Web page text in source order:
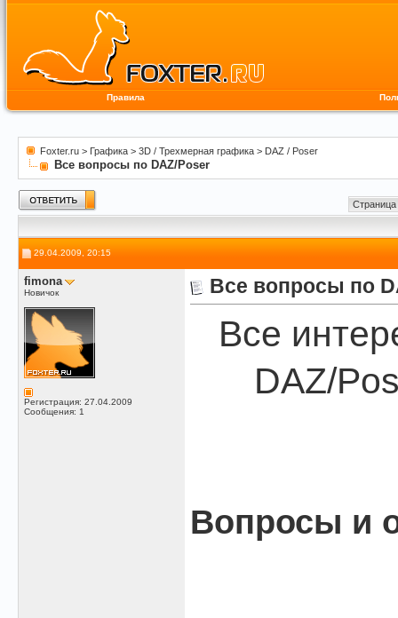
Правила
Foxter.ru > Графика > 3D / Трехмерная графика > DAZ / Poser
Все вопросы по DAZ/Poser
Страница
29.04.2009, 20:15
fimona
Новичок
Регистрация: 27.04.2009
Сообщения: 1
Все вопросы по
Все
DAZ/
Вопросы и